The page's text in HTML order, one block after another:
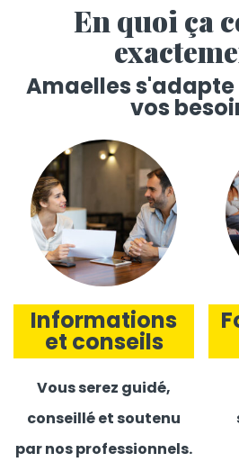
En quoi ça
Amaelles
vos
Informations
et conseils
Vous serez guidé,
conseillé et soutenu
par nos professionnels.